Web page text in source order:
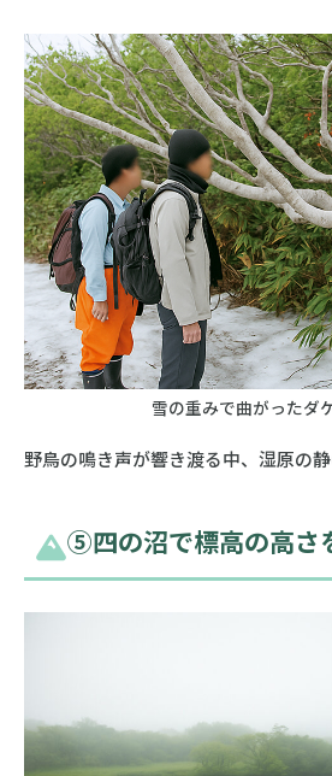
雪の重みで曲がったダ
野鳥の鳴き声が響き渡る中、湿原の静
⑤四の沼で標高の高さ